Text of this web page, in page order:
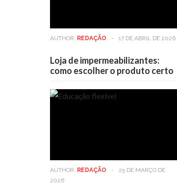
AUTHOR: REDAÇÃO - 17 DE ABRIL DE 2026
Loja de impermeabilizantes:
como escolher o produto certo
AUTHOR: REDAÇÃO -
25 DE MARÇO DE
2026